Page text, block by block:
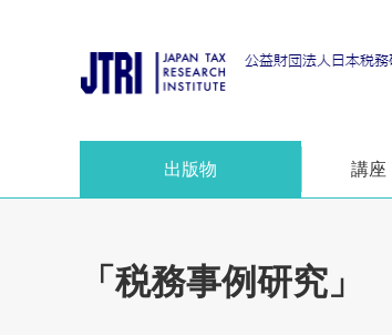
出版物 講座
「税務事例研究」